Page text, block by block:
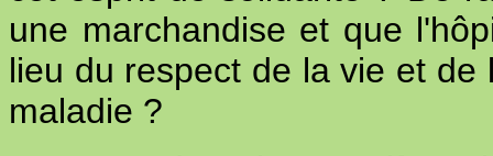
une marchandise et que
lieu du respect de la vie et
maladie ?